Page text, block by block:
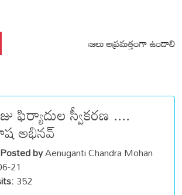
మండలాల ప్రజలు అప్రమత్తంగా ఉండాలి
ఫిర్యాదుల స్వీకరణ ....
అభినవ్
Posted byAenuganti Chandra Mohan
21
352